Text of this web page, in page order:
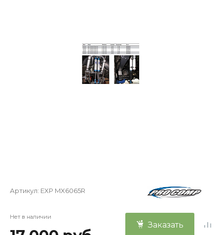
Артикул: EXP MX6065R
Нет в наличии
Заказать